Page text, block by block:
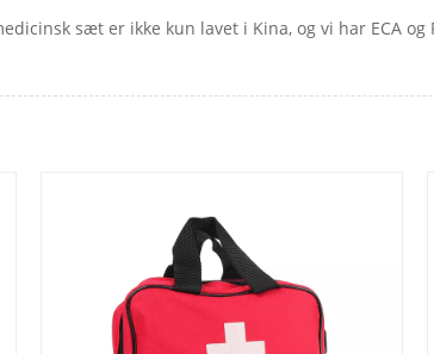
sæt er ikke kun lavet i Kina, og vi har ECA og